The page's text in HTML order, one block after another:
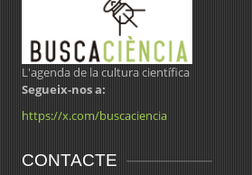
L'agenda de la cultura científica
Segueix-nos a:
https://x.com/buscaciencia
CONTACTE